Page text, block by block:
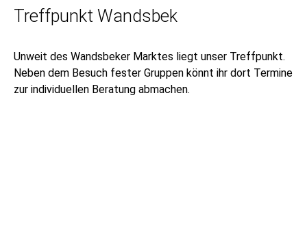
Treffpunkt Wandsbek
Unweit des Wandsbeker Marktes liegt unser Treffpunkt.
Neben dem Besuch fester Gruppen könnt ihr dort Termine
zur individuellen Beratung abmachen.